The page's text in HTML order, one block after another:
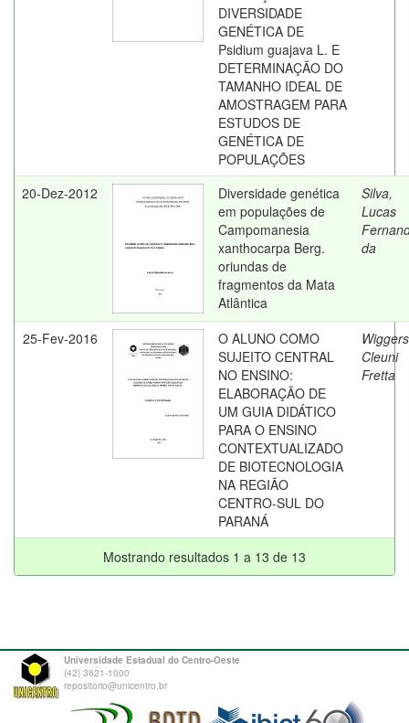
DIVERSIDADE
GENÉTICA DE
Psidium guajava L. E
DETERMINAÇÃO DO
TAMANHO IDEAL DE
AMOSTRAGEM PARA
ESTUDOS DE
GENÉTICA DE
POPULAÇÕES
20-Dez-2012
Diversidade genética
em populações de
Campomanesia
xanthocarpa Berg.
oriundas de
fragmentos da Mata
Atlântica
Silva,
Lucas
da
25-Fev-2016
O ALUNO COMO
SUJEITO CENTRAL
NO ENSINO:
ELABORAÇÃO DE
UM GUIA DIDÁTICO
PARA O ENSINO
CONTEXTUALIZADO
DE BIOTECNOLOGIA
NA REGIÃO
CENTRO-SUL DO
PARANÁ
Cleuni
Fretta
Mostrando resultados 1 a 13 de 13
Universidade Estadual do Centro-Oeste
(42) 3621-1000
repositorio@unicentro.br